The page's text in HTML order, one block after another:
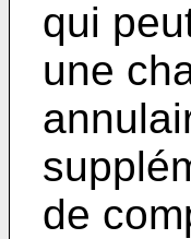
qui
une
de